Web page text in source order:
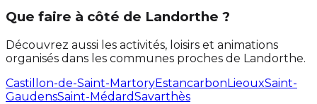
Que faire à côté de Landorthe ?
Découvrez aussi les activités, loisirs et animations
organisés dans les communes proches de Landorthe.
Castillon-de-Saint-MartoryEstancarbonLieouxSaint-
GaudensSaint-MédardSavarthès